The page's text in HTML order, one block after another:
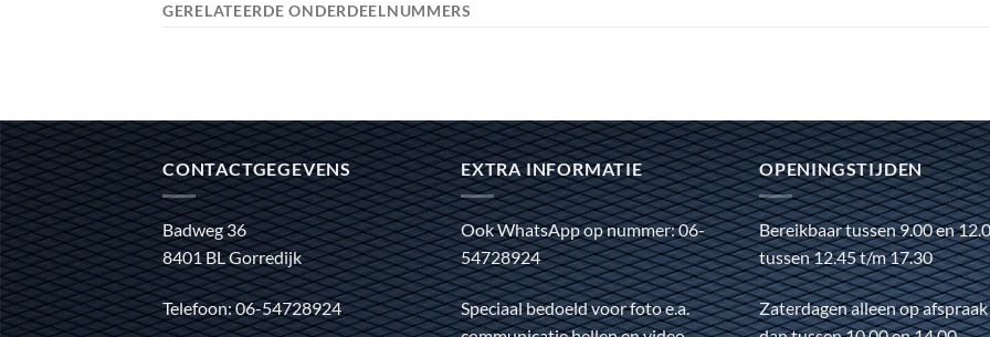
GERELATEERDE ONDERDEELNUMMERS
CONTACTGEGEVENS
Badweg 36
8401 BL Gorredijk
Telefoon: 06-54728924
EXTRA INFORMATIE
Ook WhatsApp op nummer: 06-
54728924
Speciaal bedoeld voor foto e.a.
OPENINGSTIJDEN
Bereikbaar tussen 9.00 en
tussen 12.45 t/m 17.30
Zaterdagen alleen op